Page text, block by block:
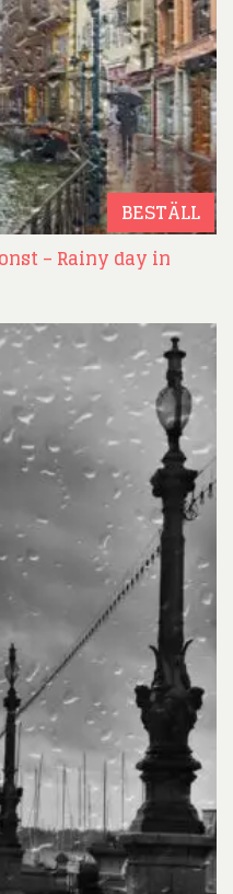
BESTÄLL
– Rainy day in